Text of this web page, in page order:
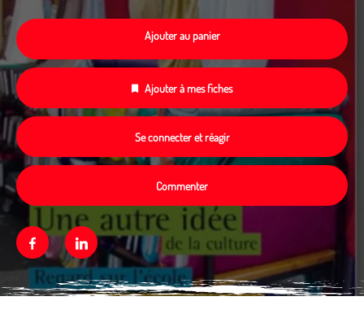
Ajouter au panier
Ajouter à mes fiches
Se connecter et réagir
Commenter
FacebookLinkedin